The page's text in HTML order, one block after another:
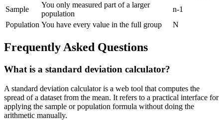
Sample
You only measured part of a larger
population
n-1
Population You have every value in the full group N
Frequently Asked Questions
What is a standard deviation calculator?
A standard deviation calculator is a web tool that computes the
spread of a dataset from the mean. It refers to a practical interface for
applying the sample or population formula without doing the
arithmetic manually.